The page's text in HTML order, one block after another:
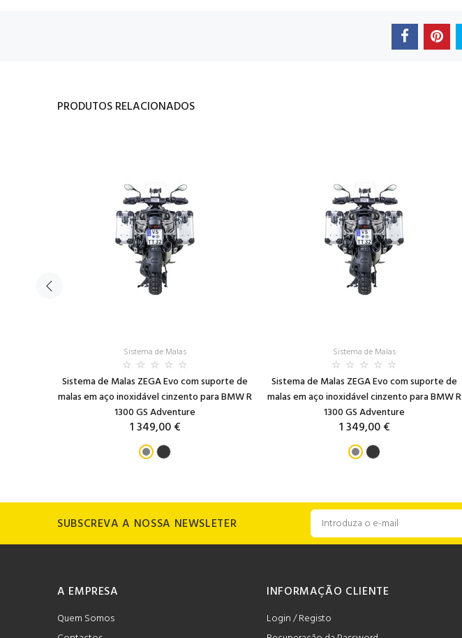
PRODUTOS RELACIONADOS
Sistema de Malas
Sistema de Malas ZEGA Evo com suporte de
malas em aço inoxidável cinzento para BMW R
1300 GS Adventure
1 349,00 €
Sistema de Malas
Sistema de Malas ZEGA Evo com suporte de
malas em aço inoxidável cinzento para BMW R
1300 GS Adventure
1 349,00 €
SUBSCREVA A NOSSA NEWSLETER
A EMPRESA
Quem Somos
INFORMAÇÃO CLIENTE
Login / Registo